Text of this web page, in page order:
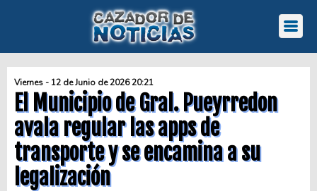
Viernes - 12 de Junio de 2026 20:21
El Municipio de Gral. Pueyrredon
avala regular las apps de
transporte y se encamina a su
legalización